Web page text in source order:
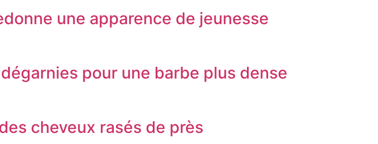
une apparence de jeunesse
pour une barbe plus dense
cheveux rasés de près